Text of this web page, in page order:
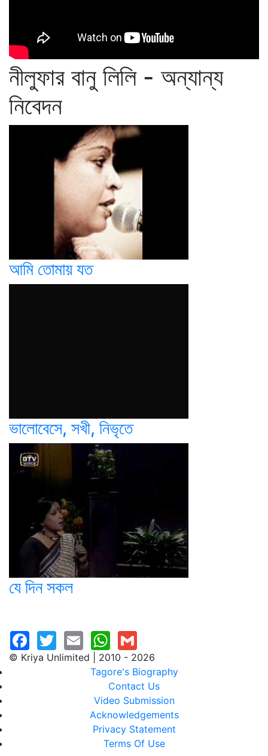
নীলুফার বানু লিলি - অন্যান্য
নিবেদন
আমি তোমায় যত
ভালোবেসে, সখী, নিভৃতে
যে দিন সকল
© Kriya Unlimited | 2010 - 2026
Tagore's Biography
Contact Us
Video Submission
Acknowledgements
Privacy Statement
Terms Of Use